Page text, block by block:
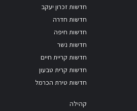
חדשות זכרון יעקב
חדשות חדרה
חדשות חיפה
חדשות נשר
חדשות קריית חיים
חדשות קרית טבעון
חדשות טירת הכרמל
קהילה